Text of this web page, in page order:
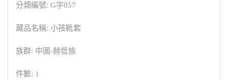
分類編號: G字057
藏品名稱: 小孩靴套
族群: 中國-赫哲族
件數: 1